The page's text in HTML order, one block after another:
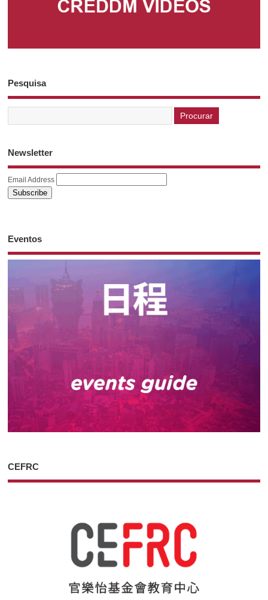
Pesquisa
Newsletter
Email Address
Eventos
CEFRC